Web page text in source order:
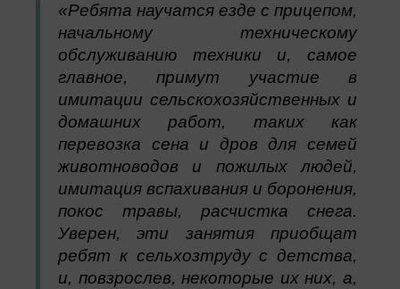
«Ребята научатся езде с прицепом,
начальному техническому
обслуживанию техники и, самое
главное, примут участие в
имитации сельскохозяйственных и
домашних работ, таких как
перевозка сена и дров для семей
животноводов и пожилых людей,
имитация вспахивания и боронения,
покос травы, расчистка снега.
Уверен, эти занятия приобщат
ребят к сельхозтруду с детства,
и, повзрослев, некоторые их них, а,